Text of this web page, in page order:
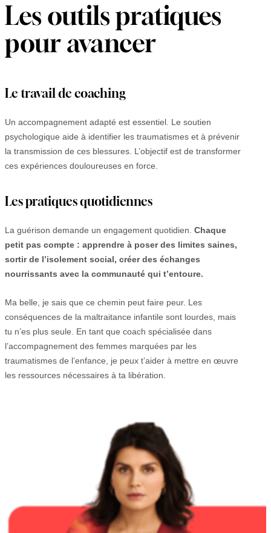
Les outils pratiques
pour avancer
Le travail de coaching
Un accompagnement adapté est essentiel. Le soutien
psychologique aide à identifier les traumatismes et à prévenir
la transmission de ces blessures. L’objectif est de transformer
ces expériences douloureuses en force.
Les pratiques quotidiennes
La guérison demande un engagement quotidien. Chaque
petit pas compte : apprendre à poser des limites saines,
sortir de l’isolement social, créer des échanges
nourrissants avec la communauté qui t’entoure.
Ma belle, je sais que ce chemin peut faire peur. Les
conséquences de la maltraitance infantile sont lourdes, mais
tu n’es plus seule. En tant que coach spécialisée dans
l’accompagnement des femmes marquées par les
traumatismes de l’enfance, je peux t’aider à mettre en œuvre
les ressources nécessaires à ta libération.